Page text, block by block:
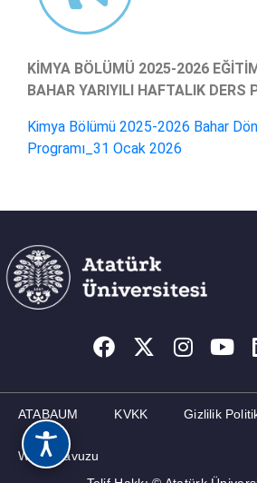
KİMYA BÖLÜMÜ 2025-2026
BAHAR YARIYILI HAFTALIK DERS
Kimya Bölümü 2025-2026 Bahar
Programı_31 Ocak 2026
ATABAUM KVKK Gizlilik
Web Kılavuzu